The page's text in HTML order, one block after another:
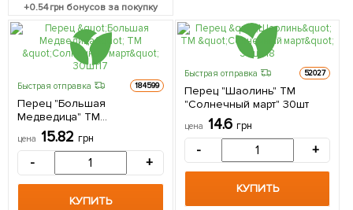
+0.54грн бонусов за покупку
Быстрая отправка 184599
Перец "Большая
Медведица" ТМ
"Солнечный март" 30шт
цена 15.82 грн
- +
КУПИТЬ
Быстрая отправка 52027
Перец "Шаолинь" ТМ
"Солнечный март" 30шт
цена 14.6 грн
- +
КУПИТЬ